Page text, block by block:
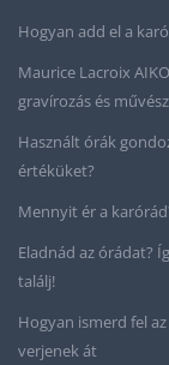
Hogyan add el a
Maurice Lacroix
gravírozás és
Használt órák
értéküket?
Mennyit ér a
Eladnád az órádat?
találj!
Hogyan ismerd fel
verjenek át